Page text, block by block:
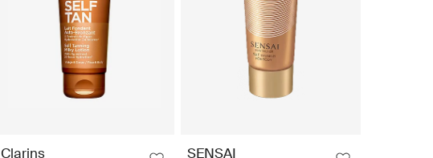
Clarins SENSAI